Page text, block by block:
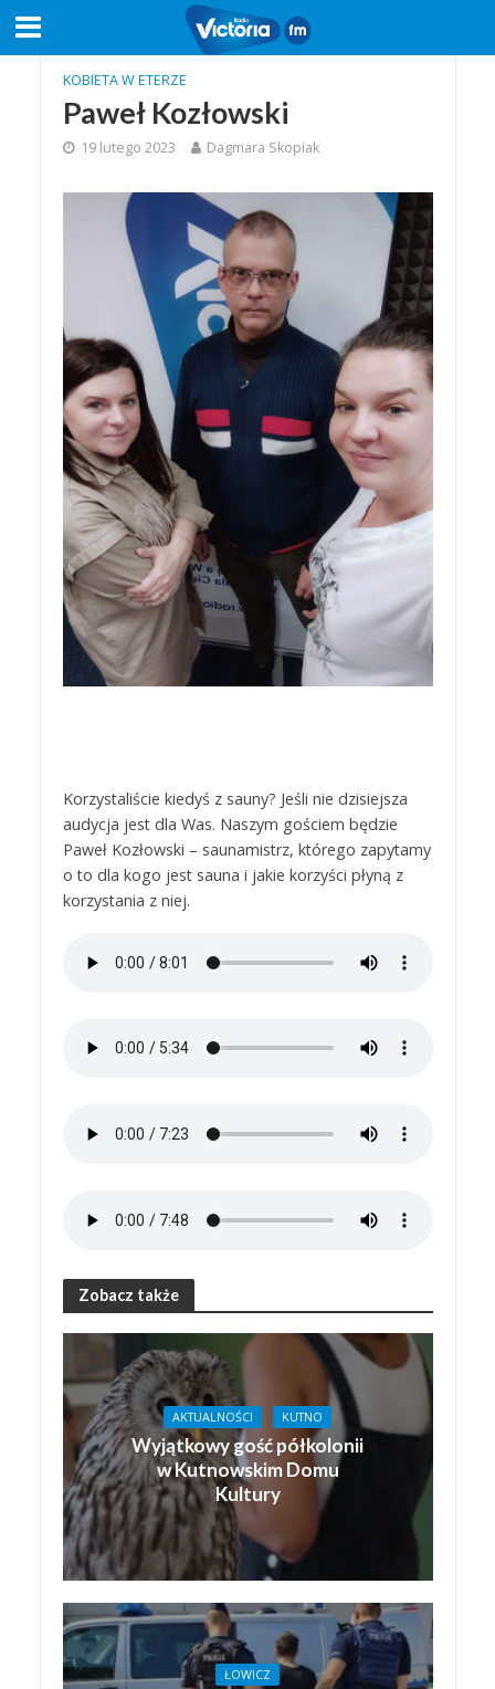
KOBIETA W ETERZE
Paweł Kozłowski
19 lutego 2023 Dagmara Skopiak
Korzystaliście kiedyś z sauny? Jeśli nie dzisiejsza
audycja jest dla Was. Naszym gościem będzie
Paweł Kozłowski – saunamistrz, którego zapytamy
o to dla kogo jest sauna i jakie korzyści płyną z
korzystania z niej.
Zobacz także
AKTUALNOŚCI KUTNO
Wyjątkowy gość półkolonii
w Kutnowskim Domu
Kultury
ŁOWICZ